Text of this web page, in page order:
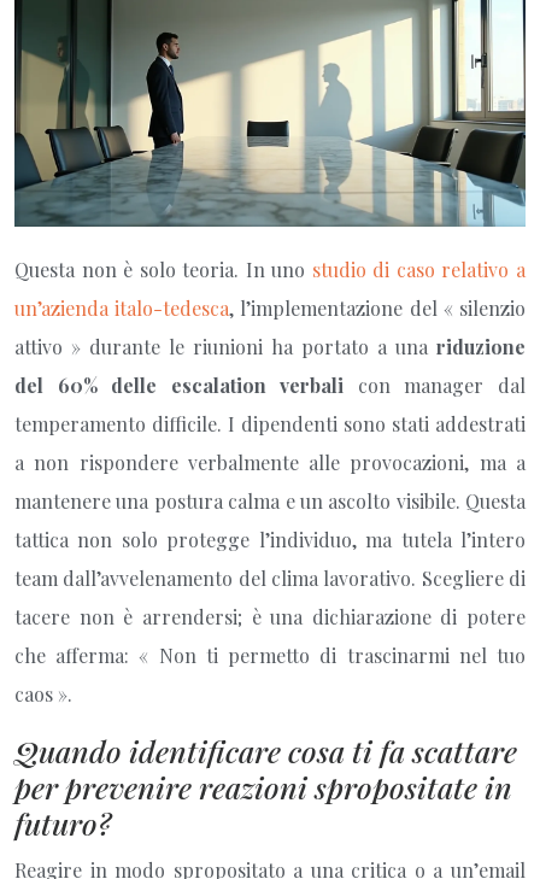
Questa non è solo teoria. In uno studio di caso relativo a
un’azienda italo-tedesca, l’implementazione del « silenzio
attivo » durante le riunioni ha portato a una riduzione
del 60% delle escalation verbali con manager dal
temperamento difficile. I dipendenti sono stati addestrati
a non rispondere verbalmente alle provocazioni, ma a
mantenere una postura calma e un ascolto visibile. Questa
tattica non solo protegge l’individuo, ma tutela l’intero
team dall’avvelenamento del clima lavorativo. Scegliere di
tacere non è arrendersi; è una dichiarazione di potere
che afferma: « Non ti permetto di trascinarmi nel tuo
caos ».
Quando identificare cosa ti fa scattare
per prevenire reazioni spropositate in
futuro?
Reagire in modo spropositato a una critica o a un’email